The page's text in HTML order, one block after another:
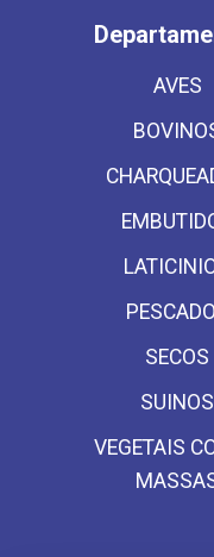
AVES
SECOS
SUINOS
VEGETAIS